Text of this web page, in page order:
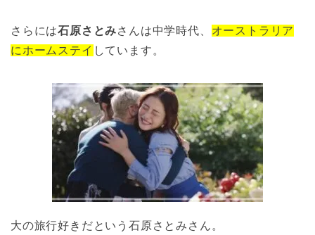
さらには石原さとみさんは中学時代、 オーストラリア
にホームステイ しています。
大の旅行好きだという石原さとみさん。